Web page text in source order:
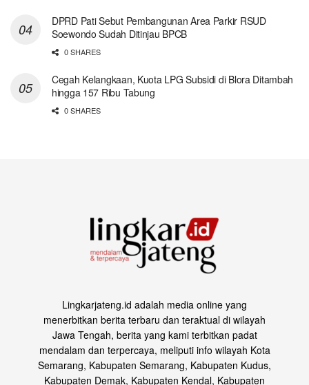
DPRD Pati Sebut Pembangunan Area Parkir RSUD
Soewondo Sudah Ditinjau BPCB
0 SHARES
Cegah Kelangkaan, Kuota LPG Subsidi di Blora Ditambah
hingga 157 Ribu Tabung
0 SHARES
Lingkarjateng.id adalah media online yang
menerbitkan berita terbaru dan teraktual di wilayah
Jawa Tengah, berita yang kami terbitkan padat
mendalam dan terpercaya, meliputi info wilayah Kota
Semarang, Kabupaten Semarang, Kabupaten Kudus,
Kabupaten Demak, Kabupaten Kendal, Kabupaten